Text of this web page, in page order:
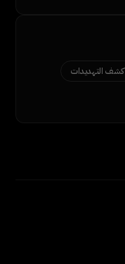
كشف التهديدات